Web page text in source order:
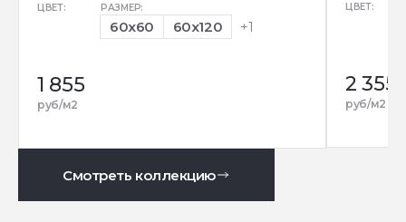
ЦВЕТ: РАЗМЕР:
60x60 60x120 +1
1 855
руб/м2
ЦВЕТ:
2 355
руб/м2
Смотреть коллекцию